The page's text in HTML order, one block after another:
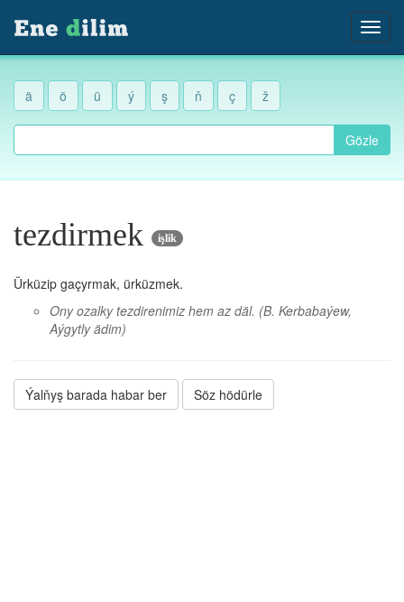
ä ö ü ý ş ň ç ž
Gözle
tezdirmek işlik
Ürküzip gaçyrmak, ürküzmek.
Ony ozalky tezdirenimiz hem az däl. (B. Kerbabaýew,
Aýgytly ädim)
Ýalňyş barada habar ber Söz hödürle